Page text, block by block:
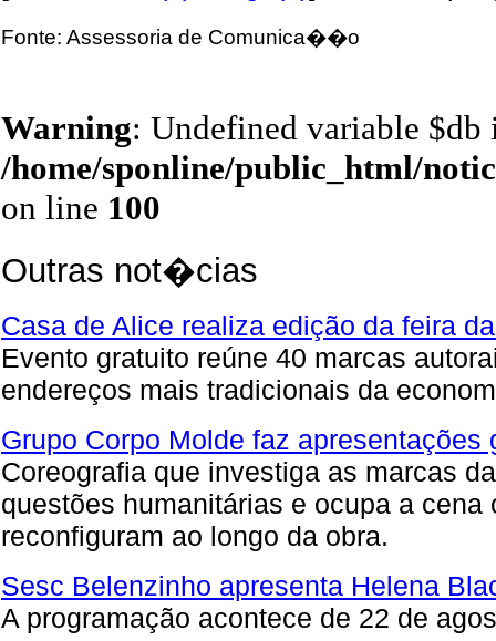
Fonte: Assessoria de Comunica��o
Warning: Undefined variable $db
/home/sponline/public_html/
on line 100
Outras not�cias
Casa de Alice realiza edição da feira
Evento gratuito reúne 40 marcas
endereços mais tradicionais da
Grupo Corpo Molde faz
Coreografia que investiga as marcas
questões humanitárias e ocupa a
reconfiguram ao longo da obra.
Sesc Belenzinho apresenta Helena
A programação acontece de 22 de